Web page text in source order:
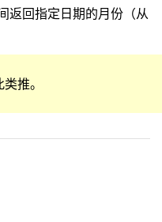
返回指定日期的月份（从
推。